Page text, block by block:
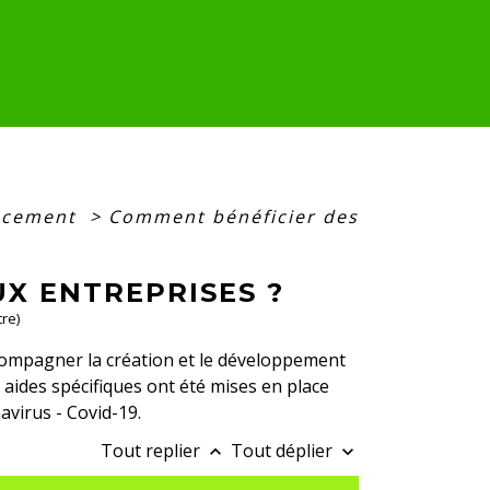
> Comment bénéficier des
ENTREPRISES ?
la création et le développement
spécifiques ont été mises en place
- Covid-19.
Tout replier keyboard_arrow_up Tout déplier keyboard_arrow_down